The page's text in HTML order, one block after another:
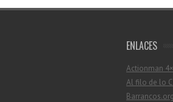
ENLACES
Actionman
Al filo de lo
Barrancos.org